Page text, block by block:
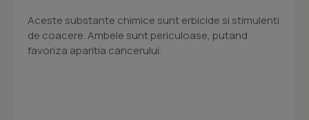
Aceste substante chimice sunt erbicide si stimulenti
de coacere. Ambele sunt periculoase, putand
favoriza aparitia cancerului.